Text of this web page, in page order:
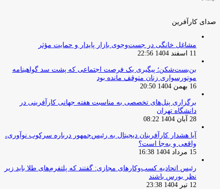
صدای کارآفرین
مشاغل خانگی در جست‌وجوی بازار پایدار و حمایت مؤثر
11 اسفند 1404 22:56
بن‌بست‌شکن؛ پیگیری یک فرصت اجتماعی که پشت سد گواهینامه
موتورسواری زنان متوقف مانده بود
16 بهمن 1404 20:50
برگزاری پنل‌های تخصصی به مناسبت هفته جهانی کارآفرینی در
دانشگاه تهران
28 آبان 1404 08:22
آیا هشدار کارآفرینان دیجیتال به رئیس‌جمهور درباره سرکوب نوآوری،
واقعی و به‌جا است؟
15 مرداد 1404 16:38
‏رئیس اتحادیه کسب‌وکارهای مجازی: گفتند که پلتفرم‌های طلا باید زیر
نظر بورس باشند
12 تیر 1404 23:38